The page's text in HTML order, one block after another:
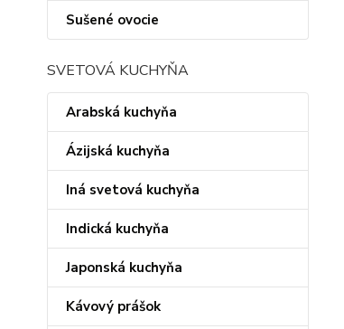
Sušené ovocie
SVETOVÁ KUCHYŇA
Arabská kuchyňa
Ázijská kuchyňa
Iná svetová kuchyňa
Indická kuchyňa
Japonská kuchyňa
Kávový prášok